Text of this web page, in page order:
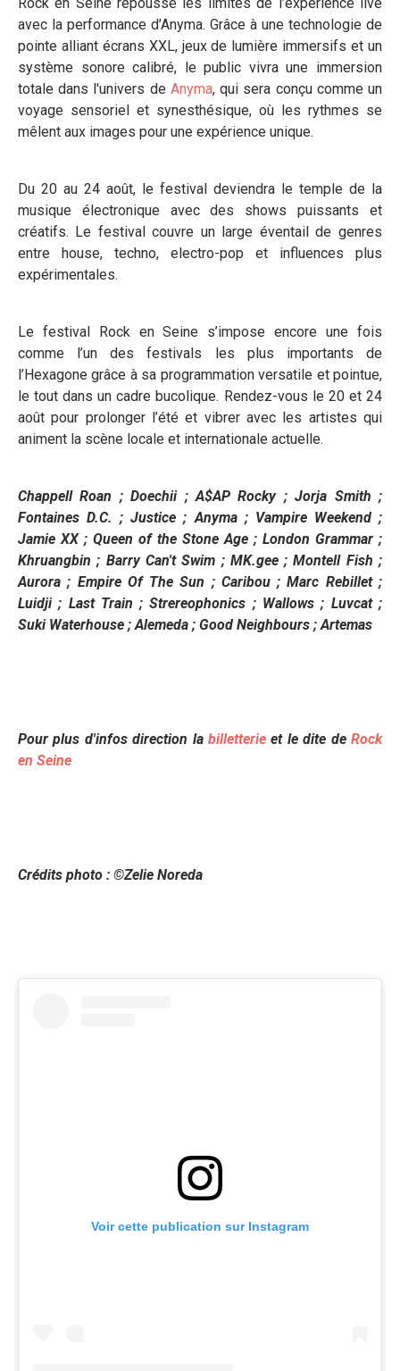
Rock en Seine repousse les limites de l’expérience live
avec la performance d’Anyma. Grâce à une technologie de
pointe alliant écrans XXL, jeux de lumière immersifs et un
système sonore calibré, le public vivra une immersion
totale dans l'univers de Anyma, qui sera conçu comme un
voyage sensoriel et synesthésique, où les rythmes se
mêlent aux images pour une expérience unique.
Du 20 au 24 août, le festival deviendra le temple de la
musique électronique avec des shows puissants et
créatifs. Le festival couvre un large éventail de genres
entre house, techno, electro-pop et influences plus
expérimentales.
Le festival Rock en Seine s’impose encore une fois
comme l’un des festivals les plus importants de
l’Hexagone grâce à sa programmation versatile et pointue,
le tout dans un cadre bucolique. Rendez-vous le 20 et 24
août pour prolonger l’été et vibrer avec les artistes qui
animent la scène locale et internationale actuelle.
Chappell Roan ; Doechii ; A$AP Rocky ; Jorja Smith ;
Fontaines D.C. ; Justice ; Anyma ; Vampire Weekend ;
Jamie XX ; Queen of the Stone Age ; London Grammar ;
Khruangbin ; Barry Can't Swim ; MK.gee ; Montell Fish ;
Aurora ; Empire Of The Sun ; Caribou ; Marc Rebillet ;
Luidji ; Last Train ; Strereophonics ; Wallows ; Luvcat ;
Suki Waterhouse ; Alemeda ; Good Neighbours ; Artemas
Pour plus d'infos direction la billetterie et le dite de Rock
en Seine
Crédits photo : ©Zelie Noreda
Voir cette publication sur Instagram